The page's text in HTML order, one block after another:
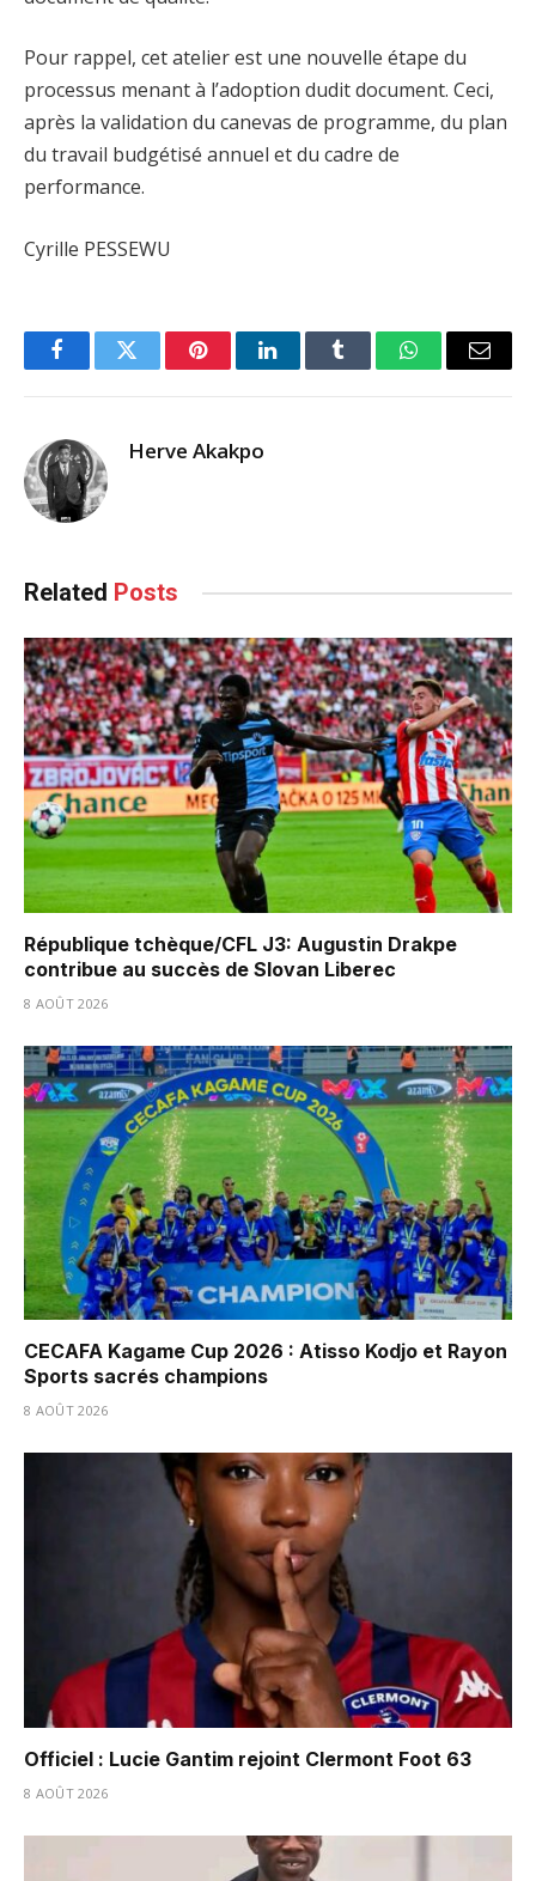
Pour rappel, cet atelier est une nouvelle étape du
processus menant à l’adoption dudit document. Ceci,
après la validation du canevas de programme, du plan
du travail budgétisé annuel et du cadre de
performance.
Cyrille PESSEWU
FacebookTwitter PinterestLinkedInTumblr WhatsAppEmail
Herve Akakpo
Related Posts
République tchèque/CFL J3: Augustin Drakpe
contribue au succès de Slovan Liberec
8 AOÛT 2026
CECAFA Kagame Cup 2026 : Atisso Kodjo et Rayon
Sports sacrés champions
8 AOÛT 2026
Officiel : Lucie Gantim rejoint Clermont Foot 63
8 AOÛT 2026